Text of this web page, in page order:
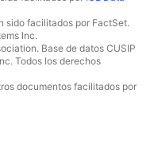
sido facilitados por FactSet.
Inc.
Base de datos CUSIP
Todos los derechos
documentos facilitados por